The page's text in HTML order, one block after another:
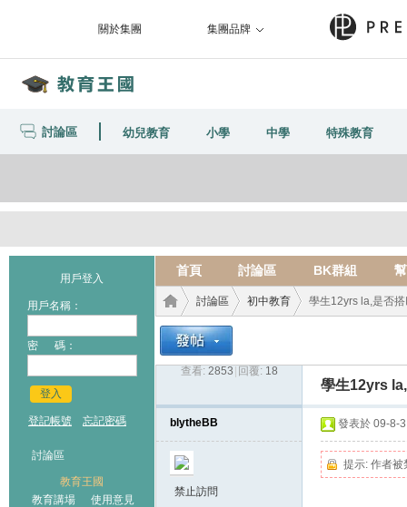
關於集團 集團品牌
討論區 幼兒教育 小學 中學 特殊教育
用戶登入
用戶名稱：
密 碼：
登入
登記帳號 忘記密碼
討論區
教育王國
教育講場
使用意見
首頁 討論區 BK群組
›
討論區
›
初中教育 學生12yrs la,是否
查看: 2853 回覆: 18
學生12yrs
blytheBB
禁止訪問
發表於 09-8-
提示: 作者被